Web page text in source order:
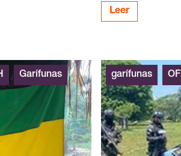
Leer
Garífunas garífunas